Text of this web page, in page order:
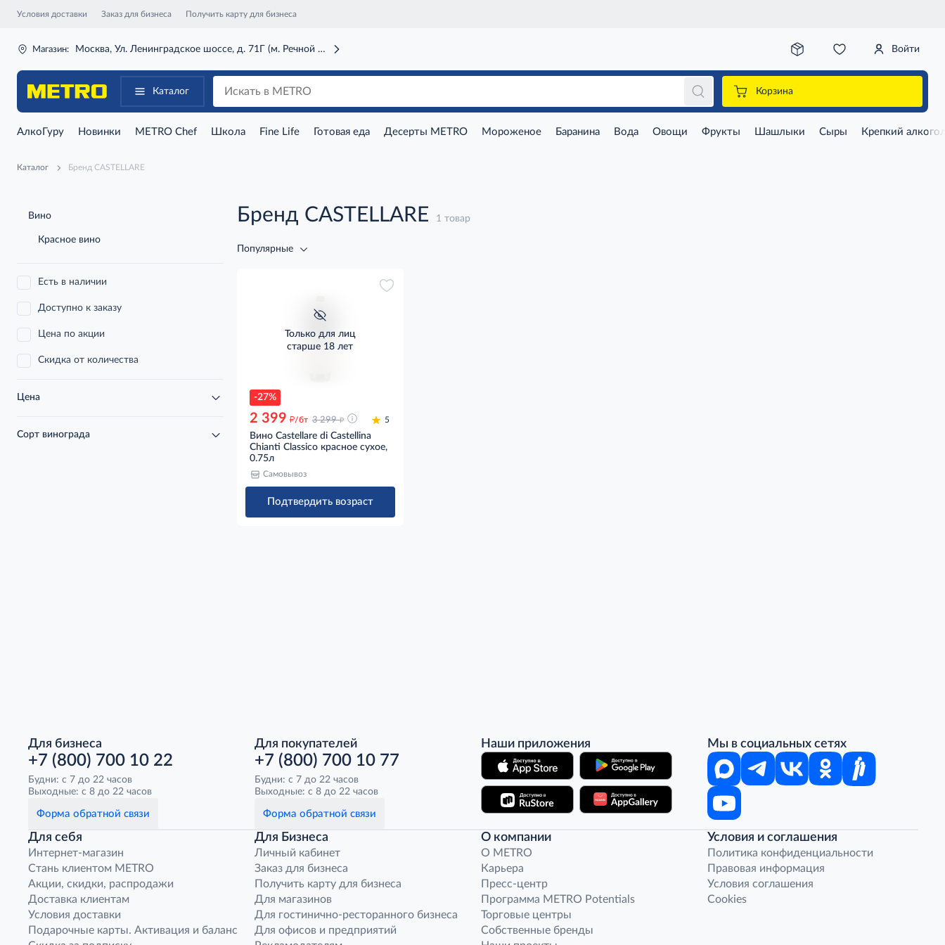
Условия доставки Заказ для бизнеса Получить карту для бизнеса
Магазин: Москва, Ул. Ленинградское шоссе, д. 71Г (м. Речной вокзал) Войти
Каталог Корзина
АлкоГуру Новинки METRO Chef Школа Fine Life Готовая еда Десерты METRO Мороженое Баранина Вода Овощи Фрукты Шашлыки Сыры Крепкий
Каталог Бренд CASTELLARE
Вино
Красное вино
Есть в наличии
Доступно к заказу
Цена по акции
Скидка от количества
Цена
Сорт винограда
Бренд CASTELLARE 1 товар
Популярные
-27%
Только для лиц
старше 18 лет
2 399 д/бт 3 299 д 5
Вино Castellare di Castellina
Chianti Classico красное сухое,
0.75л
Самовывоз
Подтвердить возраст
Для бизнеса
+7 (800) 700 10 22
Будни: с 7 до 22 часов
Выходные: с 8 до 22 часов
Форма обратной связи
Для покупателей
+7 (800) 700 10 77
Будни: с 7 до 22 часов
Выходные: с 8 до 22 часов
Форма обратной связи
Наши приложения Мы в социальных сетях
Для себя
Интернет-магазин
Стань клиентом METRO
Акции, скидки, распродажи
Доставка клиентам
Условия доставки
Подарочные карты. Активация и баланс
Для Бизнеса
Личный кабинет
Заказ для бизнеса
Получить карту для бизнеса
Для магазинов
Для гостинично-ресторанного бизнеса
Для офисов и предприятий
О компании
O METRO
Карьера
Пресс-центр
Программа METRO Potentials
Торговые центры
Собственные бренды
Условия и соглашения
Политика конфиденциальности
Правовая информация
Условия соглашения
Cookies